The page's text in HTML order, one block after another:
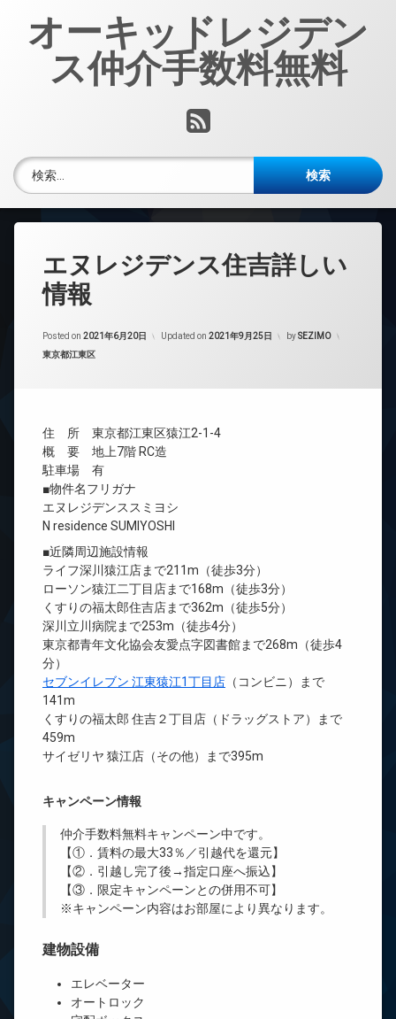
オーキッドレジデン
ス仲介手数料無料
RSS
検索:
エヌレジデンス住吉詳しい
情報
Posted on 2021年6月20日 Updated on 2021年9月25日 bySEZIMO
カテゴリー:
東京都江東区
住 所 東京都江東区猿江2-1-4
概 要 地上7階 RC造
駐車場 有
■物件名フリガナ
エヌレジデンススミヨシ
N residence SUMIYOSHI
■近隣周辺施設情報
ライフ深川猿江店まで211m（徒歩3分）
ローソン猿江二丁目店まで168m（徒歩3分）
くすりの福太郎住吉店まで362m（徒歩5分）
深川立川病院まで253m（徒歩4分）
東京都青年文化協会友愛点字図書館まで268m（徒歩4
分）
セブンイレブン 江東猿江1丁目店 （コンビニ）まで
141m
くすりの福太郎 住吉２丁目店（ドラッグストア）まで
459m
サイゼリヤ 猿江店（その他）まで395m
キャンペーン情報
仲介手数料無料キャンペーン中です。
【①．賃料の最大33％／引越代を還元】
【②．引越し完了後→指定口座へ振込】
【③．限定キャンペーンとの併用不可】
※キャンペーン内容はお部屋により異なります。
建物設備
エレベーター
オートロック